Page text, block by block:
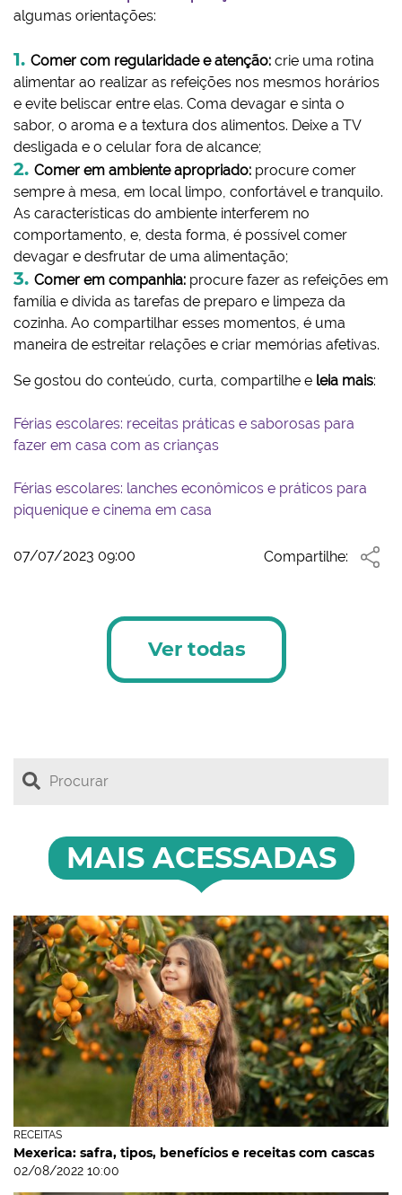
algumas orientações:
Comer com regularidade e atenção: crie uma rotina
alimentar ao realizar as refeições nos mesmos horários
e evite beliscar entre elas. Coma devagar e sinta o
sabor, o aroma e a textura dos alimentos. Deixe a TV
desligada e o celular fora de alcance;
Comer em ambiente apropriado: procure comer
sempre à mesa, em local limpo, confortável e tranquilo.
As características do ambiente interferem no
comportamento, e, desta forma, é possível comer
devagar e desfrutar de uma alimentação;
Comer em companhia: procure fazer as refeições em
família e divida as tarefas de preparo e limpeza da
cozinha. Ao compartilhar esses momentos, é uma
maneira de estreitar relações e criar memórias afetivas.
Se gostou do conteúdo, curta, compartilhe e leia mais:
Férias escolares: receitas práticas e saborosas para
fazer em casa com as crianças
Férias escolares: lanches econômicos e práticos para
piquenique e cinema em casa
07/07/2023 09:00 Compartilhe:
Ver todas
MAIS ACESSADAS
RECEITAS
Mexerica: safra, tipos, benefícios e receitas com cascas
02/08/2022 10:00